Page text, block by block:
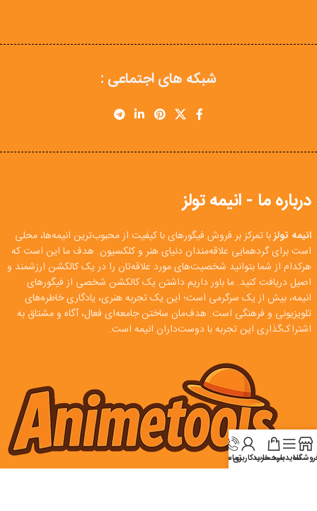
شبکه های اجتماعی :
درباره ما - انیمه تولز
انیمه تولزبا تمرکز بر فروش فیگورهای با کیفیت از محبوب‌ترین انیمه‌ها، محلی
است برای گردهمایی علاقه‌مندان دنیای هنر و کلکسیون. هدف ما این است که
هرکدام از شما بتوانید شخصیت‌های مورد علاقه‌تان را در یک کالکشن ارزشمند و
اصیل دریافت کنید. ما باور داریم داشتن یک کالکشن شخصی از فیگورهای
انیمه، بیش از یک سرگرمی است؛ این یک تجربه هنری، یادگاری خاطره‌های
تلویزیونی و فرهنگی است. هدف‌مان ساختن جامعه‌ای فعال، آگاه و مشتاق به
اشتراک‌گذاری این تجربه با دوست‌داران انیمه است.
سایدبارسبد خرید
حساب کاربری من
تماس